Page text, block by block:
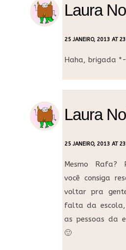
Laura
25 JANEIRO, 2013 AT
Haha, brigada
Laura
25 JANEIRO, 2013 AT
Mesmo Rafa?
você consiga
voltar pra
falta da escola,
as pessoas da
🙂